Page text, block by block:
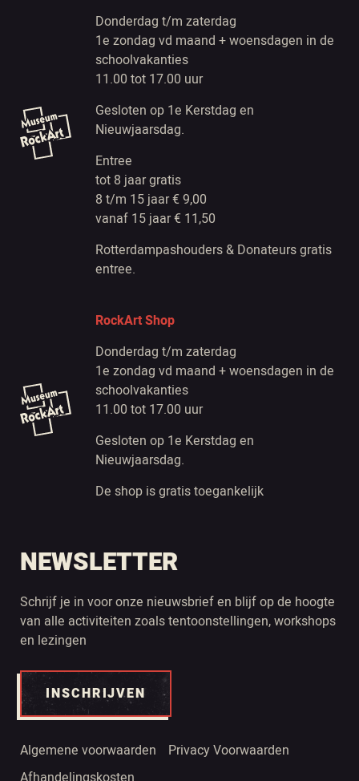
Donderdag t/m zaterdag
1e zondag vd maand + woensdagen in de
schoolvakanties
11.00 tot 17.00 uur
Gesloten op 1e Kerstdag en
Nieuwjaarsdag.
Entree
tot 8 jaar gratis
8 t/m 15 jaar € 9,00
vanaf 15 jaar € 11,50
Rotterdampashouders & Donateurs gratis
entree.
RockArt Shop
Donderdag t/m zaterdag
1e zondag vd maand + woensdagen in de
schoolvakanties
11.00 tot 17.00 uur
Gesloten op 1e Kerstdag en
Nieuwjaarsdag.
De shop is gratis toegankelijk
NEWSLETTER
Schrijf je in voor onze nieuwsbrief en blijf op de hoogte
van alle activiteiten zoals tentoonstellingen, workshops
en lezingen
INSCHRIJVEN
Algemene voorwaarden
Privacy Voorwaarden